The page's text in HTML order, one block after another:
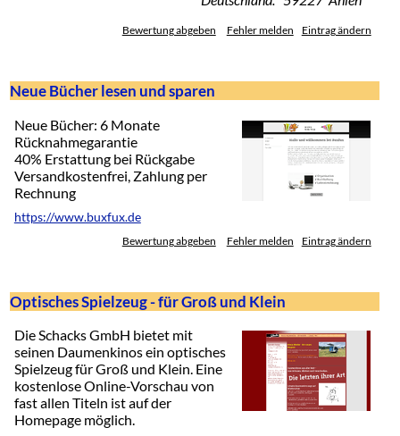
Bewertung abgeben Fehler melden Eintrag ändern
Neue Bücher lesen und sparen
Neue Bücher: 6 Monate
Rücknahmegarantie
40% Erstattung bei Rückgabe
Versandkostenfrei, Zahlung per
Rechnung
https://www.buxfux.de
Bewertung abgeben Fehler melden Eintrag ändern
Optisches Spielzeug - für Groß und Klein
Die Schacks GmbH bietet mit
seinen Daumenkinos ein optisches
Spielzeug für Groß und Klein. Eine
kostenlose Online-Vorschau von
fast allen Titeln ist auf der
Homepage möglich.